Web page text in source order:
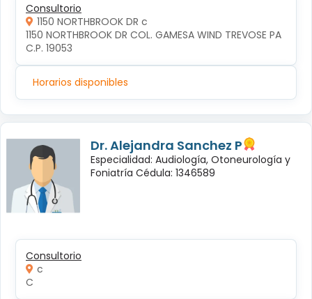
Consultorio
1150 NORTHBROOK DR c
1150 NORTHBROOK DR COL. GAMESA WIND TREVOSE PA
C.P. 19053
Horarios disponibles
Dr. Alejandra Sanchez P
Especialidad: Audiología, Otoneurología y
Foniatría Cédula: 1346589
Consultorio
c
C